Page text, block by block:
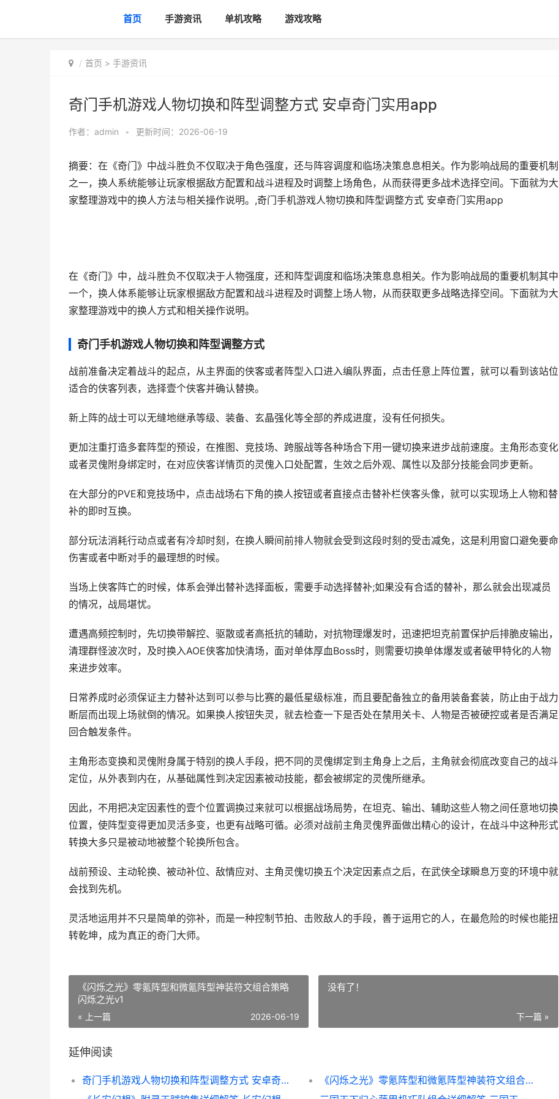
首页 手游资讯 单机攻略 游戏攻略
首页 > 手游资讯
奇门手机游戏人物切换和阵型调整方式 安卓奇门实用app
作者： admin • 更新时间：2026-06-19
摘要：在《奇门》中战斗胜负不仅取决于角色强度，还与阵容调度和临场决策息息相关。作为影响战局的重要机制
之一，换人系统能够让玩家根据敌方配置和战斗进程及时调整上场角色，从而获得更多战术选择空间。下面就为大
家整理游戏中的换人方法与相关操作说明。,奇门手机游戏人物切换和阵型调整方式 安卓奇门实用app
在《奇门》中，战斗胜负不仅取决于人物强度，还和阵型调度和临场决策息息相关。作为影响战局的重要机制其中
一个，换人体系能够让玩家根据敌方配置和战斗进程及时调整上场人物，从而获取更多战略选择空间。下面就为大
家整理游戏中的换人方式和相关操作说明。
奇门手机游戏人物切换和阵型调整方式
战前准备决定着战斗的起点，从主界面的侠客或者阵型入口进入编队界面，点击任意上阵位置，就可以看到该站位
适合的侠客列表，选择壹个侠客并确认替换。
新上阵的战士可以无缝地继承等级、装备、玄晶强化等全部的养成进度，没有任何损失。
更加注重打造多套阵型的预设，在推图、竞技场、跨服战等各种场合下用一键切换来进步战前速度。主角形态变化
或者灵傀附身绑定时，在对应侠客详情页的灵傀入口处配置，生效之后外观、属性以及部分技能会同步更新。
在大部分的PVE和竞技场中，点击战场右下角的换人按钮或者直接点击替补栏侠客头像，就可以实现场上人物和替
补的即时互换。
部分玩法消耗行动点或者有冷却时刻，在换人瞬间前排人物就会受到这段时刻的受击减免，这是利用窗口避免要命
伤害或者中断对手的最理想的时候。
当场上侠客阵亡的时候，体系会弹出替补选择面板，需要手动选择替补;如果没有合适的替补，那么就会出现减员
的情况，战局堪忧。
遭遇高频控制时，先切换带解控、驱散或者高抵抗的辅助，对抗物理爆发时，迅速把坦克前置保护后排脆皮输出，
清理群怪波次时，及时换入AOE侠客加快清场，面对单体厚血Boss时，则需要切换单体爆发或者破甲特化的人物
来进步效率。
日常养成时必须保证主力替补达到可以参与比赛的最低星级标准，而且要配备独立的备用装备套装，防止由于战力
断层而出现上场就倒的情况。如果换人按钮失灵，就去检查一下是否处在禁用关卡、人物是否被硬控或者是否满足
回合触发条件。
主角形态变换和灵傀附身属于特别的换人手段，把不同的灵傀绑定到主角身上之后，主角就会彻底改变自己的战斗
定位，从外表到内在，从基础属性到决定因素被动技能，都会被绑定的灵傀所继承。
因此，不用把决定因素性的壹个位置调换过来就可以根据战场局势，在坦克、输出、辅助这些人物之间任意地切换
位置，使阵型变得更加灵活多变，也更有战略可循。必须对战前主角灵傀界面做出精心的设计，在战斗中这种形式
转换大多只是被动地被整个轮换所包含。
战前预设、主动轮换、被动补位、敌情应对、主角灵傀切换五个决定因素点之后，在武侠全球瞬息万变的环境中就
会找到先机。
灵活地运用并不只是简单的弥补，而是一种控制节拍、击败敌人的手段，善于运用它的人，在最危险的时候也能扭
转乾坤，成为真正的奇门大师。
《闪烁之光》零氪阵型和微氪阵型神装符文组合策略
闪烁之光v1
« 上一篇 2026-06-19
没有了！
下一篇 »
延伸阅读
奇门手机游戏人物切换和阵型调整方式 安卓奇门实用app
《闪烁之光》零氪阵型和微氪阵型神装符文组合策略 闪烁之光v1